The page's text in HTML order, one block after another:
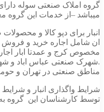
میباشد –از خدمات این گروه
انبار برای دپو کالا و
ان شامل اجاره خرید و فروش
مخصوص کرج و عمدتا ابار
.شهرک صنعتی عباس اباد و
مناطق صنعتی در تهران و
شرایط واگذاری انبار و
توسط کارشناسان این گروه